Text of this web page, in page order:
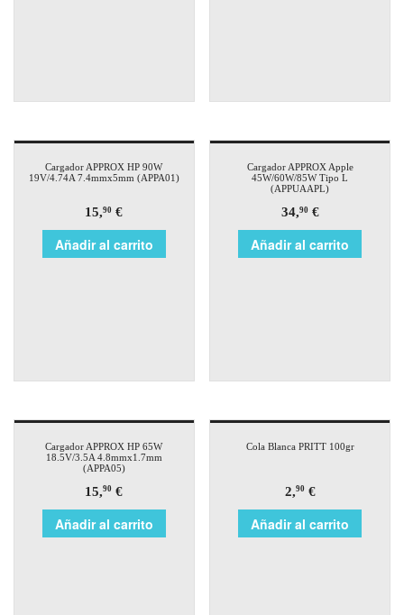
Cargador APPROX HP 90W
19V/4.74A 7.4mmx5mm (APPA01)
15,90 €
Añadir al carrito
Cargador APPROX Apple
45W/60W/85W Tipo L
(APPUAAPL)
34,90€
Añadir al carrito
Cargador APPROX HP 65W
18.5V/3.5A 4.8mmx1.7mm
(APPA05)
15,90 €
Añadir al carrito
Cola Blanca PRITT 100gr
2,90€
Añadir al carrito